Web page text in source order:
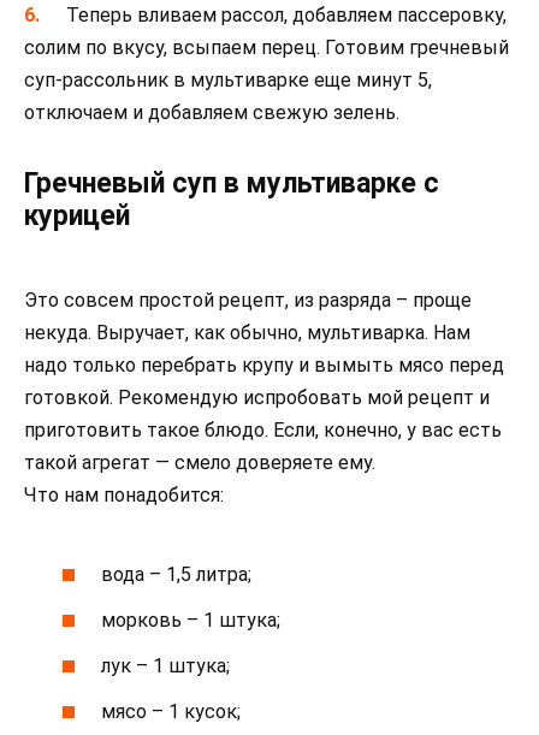
Теперь вливаем рассол, добавляем пассеровку,
солим по вкусу, всыпаем перец. Готовим гречневый
суп-рассольник в мультиварке еще минут 5,
отключаем и добавляем свежую зелень.
Гречневый суп в мультиварке с
курицей
Это совсем простой рецепт, из разряда – проще
некуда. Выручает, как обычно, мультиварка. Нам
надо только перебрать крупу и вымыть мясо перед
готовкой. Рекомендую испробовать мой рецепт и
приготовить такое блюдо. Если, конечно, у вас есть
такой агрегат — смело доверяете ему.
Что нам понадобится:
вода – 1,5 литра;
морковь – 1 штука;
лук – 1 штука;
мясо – 1 кусок;